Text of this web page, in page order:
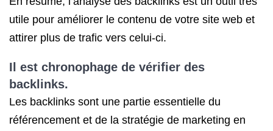
utile pour améliorer le contenu de votre site web et
attirer plus de trafic vers celui-ci.
Il est chronophage de vérifier des
backlinks.
Les backlinks sont une partie essentielle du
référencement et de la stratégie de marketing en